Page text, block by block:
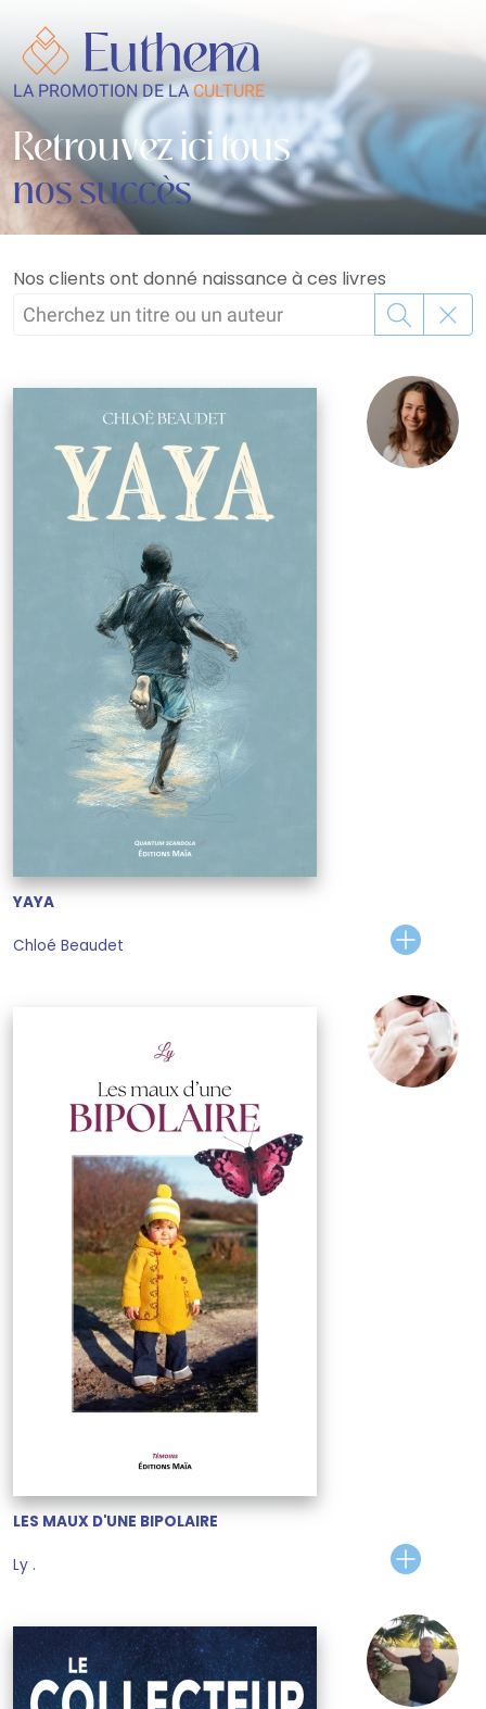
LA PROMOTION DE LA CULTURE
Retrouvez ici tous
nos succès
Nos clients ont donné naissance à ces livres
YAYA
Chloé Beaudet
LES MAUX D'UNE BIPOLAIRE
Ly .